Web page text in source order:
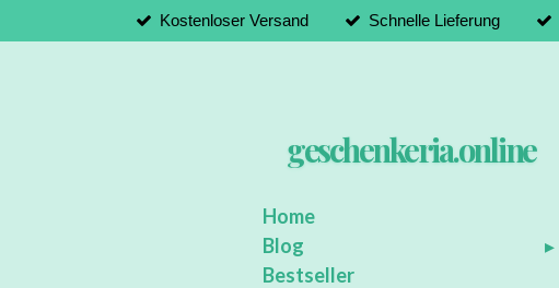
Hauptinhalt
Kostenloser Versand Schnelle Lieferung
geschenkeria.online
Home
Blog
Bestseller